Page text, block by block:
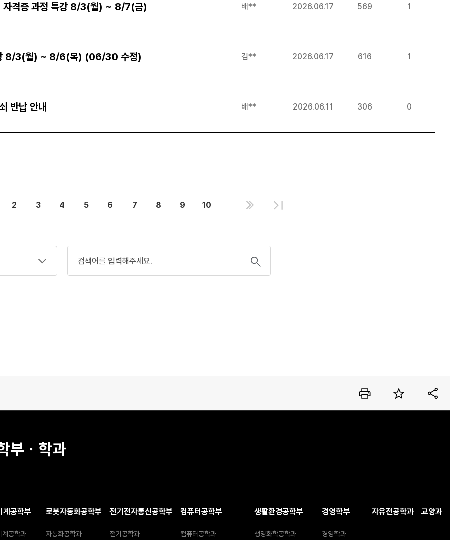
격증 과정 특강 8/3(월) ~ 8/7(금) 배** 2026.06.17 569 1
8/3(월) ~ 8/6(목) (06/30 수정) 김** 2026.06.17 616 1
반납 안내 배** 2026.06.11 306 0
2 3 4 5 6 7 8 9 10
부ㆍ학과
계공학부
계공학과
로봇자동화공학부
자동화공학과
전기전자통신공학부
전기공학과
컴퓨터공학부
컴퓨터공학과
생활환경공학부
생명화학공학과
경영학부
경영학과
자유전공학과 교양과